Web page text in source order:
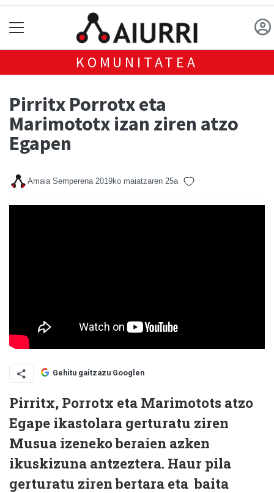
KOMUNITATEA
Pirritx Porrotx eta
Marimototx izan ziren atzo
Egapen
Amaia Semperena 2019ko maiatzaren 25a
Gehitu gaitzazu Googlen
Pirritx, Porrotx eta Marimotots atzo
Egape ikastolara gerturatu ziren
Musua izeneko beraien azken
ikuskizuna antzeztera. Haur pila
gerturatu ziren bertara eta baita